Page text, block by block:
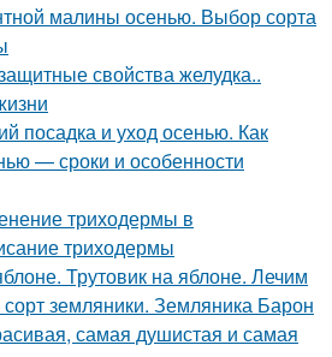
малины осенью. Выбор сорта
свойства желудка..
посадка и уход осенью. Как
— сроки и особенности
триходермы в
триходермы
Трутовик на яблоне. Лечим
земляники. Земляника Барон
самая душистая и самая